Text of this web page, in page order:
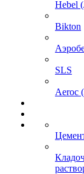
Hebel
Bikton
SLS
Aeroc